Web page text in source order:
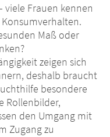
viele Frauen kennen
Maß oder
zeigen sich
deshalb braucht
besondere
Rollenbilder,
den Umgang mit
Zugang zu